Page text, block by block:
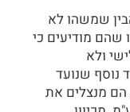
שמשהו לא
שהם מודיעים כי
ולא
נוסף שנועד
הם מנצלים את